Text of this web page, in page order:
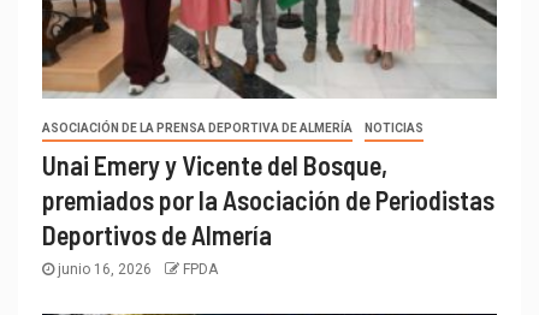
ASOCIACIÓN DE LA PRENSA DEPORTIVA DE ALMERÍA NOTICIAS
Unai Emery y Vicente del Bosque,
premiados por la Asociación de Periodistas
Deportivos de Almería
junio 16, 2026 FPDA